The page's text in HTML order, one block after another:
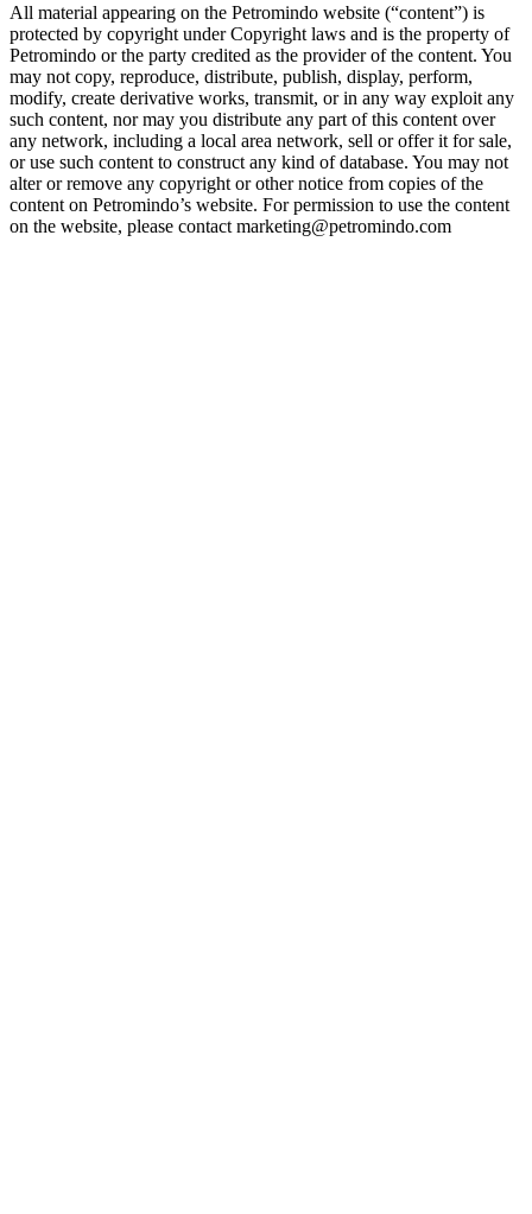
All material appearing on the Petromindo website (“content”) is
protected by copyright under Copyright laws and is the property of
Petromindo or the party credited as the provider of the content. You
may not copy, reproduce, distribute, publish, display, perform,
modify, create derivative works, transmit, or in any way exploit any
such content, nor may you distribute any part of this content over
any network, including a local area network, sell or offer it for sale,
or use such content to construct any kind of database. You may not
alter or remove any copyright or other notice from copies of the
content on Petromindo’s website. For permission to use the content
on the website, please contact marketing@petromindo.com